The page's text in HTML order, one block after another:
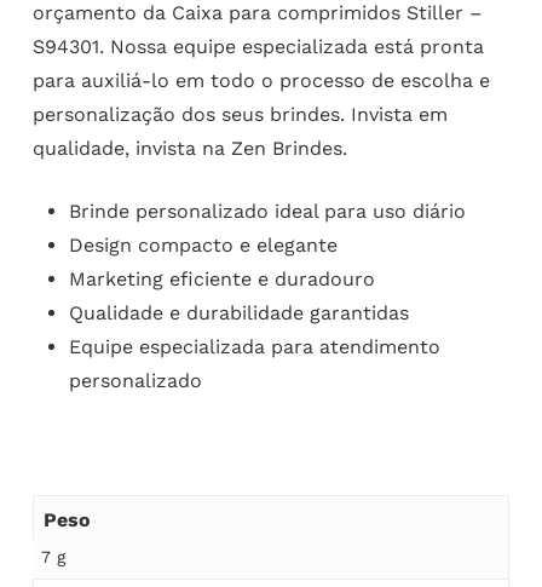
orçamento da Caixa para comprimidos Stiller –
S94301. Nossa equipe especializada está pronta
para auxiliá-lo em todo o processo de escolha e
personalização dos seus brindes. Invista em
qualidade, invista na Zen Brindes.
Brinde personalizado ideal para uso diário
Design compacto e elegante
Marketing eficiente e duradouro
Qualidade e durabilidade garantidas
Equipe especializada para atendimento
personalizado
Peso
7 g